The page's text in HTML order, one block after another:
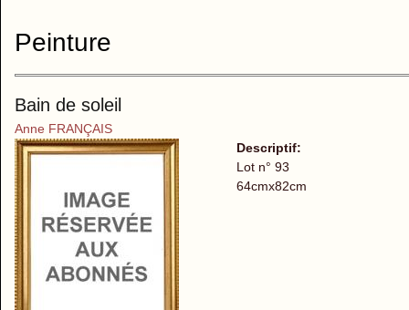
Peinture
Bain de soleil
Anne FRANÇAIS
Descriptif:
Lot n° 93
64cmx82cm